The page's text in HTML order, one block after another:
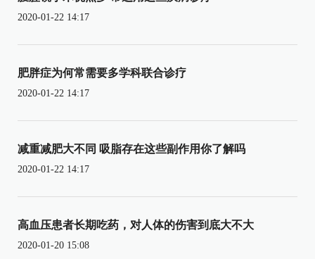
2020-01-22 14:17
肥胖症为何常需要多学科联合诊疗
2020-01-22 14:17
减重减肥大不同 吸脂存在这些副作用你了解吗
2020-01-22 14:17
高血压患者长期吃药，对人体的伤害到底大不大
2020-01-20 15:08